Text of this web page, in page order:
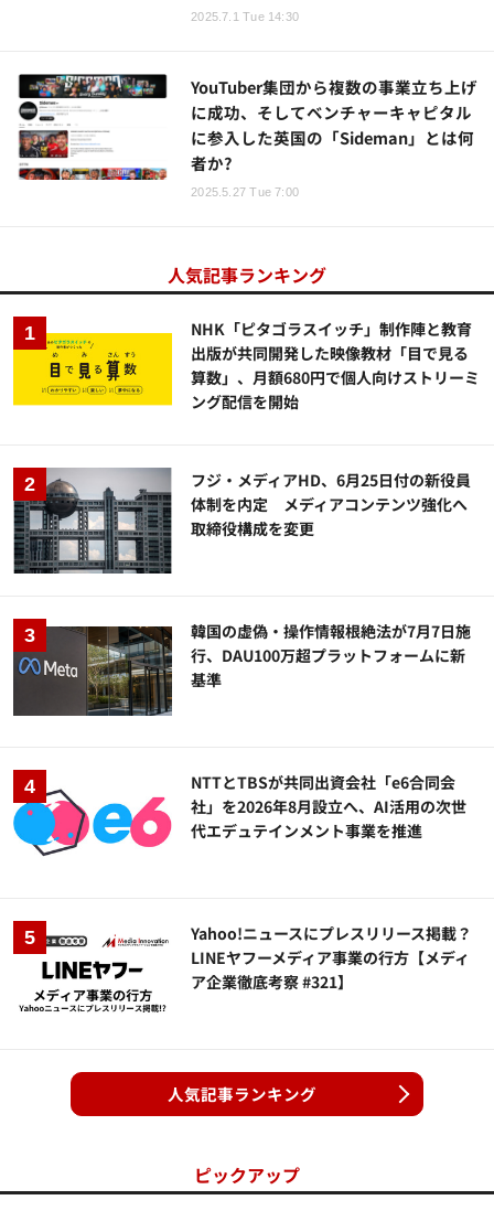
2025.7.1 Tue 14:30
YouTuber集団から複数の事業立ち上げ
に成功、そしてベンチャーキャピタル
に参入した英国の「Sideman」とは何
者か?
2025.5.27 Tue 7:00
人気記事ランキング
NHK「ピタゴラスイッチ」制作陣と教育
出版が共同開発した映像教材「目で見る
算数」、月額680円で個人向けストリーミ
ング配信を開始
フジ・メディアHD、6月25日付の新役員
体制を内定 メディアコンテンツ強化へ
取締役構成を変更
韓国の虚偽・操作情報根絶法が7月7日施
行、DAU100万超プラットフォームに新
基準
NTTとTBSが共同出資会社「e6合同会
社」を2026年8月設立へ、AI活用の次世
代エデュテインメント事業を推進
Yahoo!ニュースにプレスリリース掲載？
LINEヤフーメディア事業の行方【メディ
ア企業徹底考察 #321】
人気記事ランキング
ピックアップ